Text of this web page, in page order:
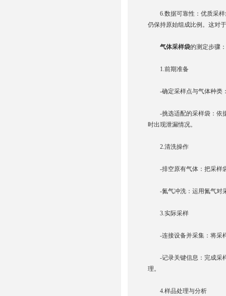
6.数据可靠性：优质采样
仍保持原始组成比例。这对
气体采样袋的测定步骤：
1.前期准备
-确定采样点与气体种类：
-挑选适配的采样袋：依据
时出现泄漏情况。
2.清洗操作
-排空原有气体：把采样袋
-氮气冲洗：运用氮气对采
3.实际采样
-连接设备并采集：将采样
-记录关键信息：完成采样
理。
4.样品处理与分析